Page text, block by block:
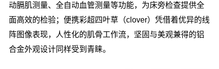
动膈肌测量、全自动血管测量等功能，为床旁检查提供全
面高效的检验；便携彩超四叶草（clover）凭借着优异的线
阵图像表现，人性化的肌骨工作流，坚固与美观兼得的铝
合金外观设计同样受到青睐。